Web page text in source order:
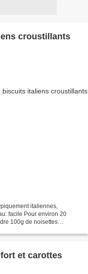
croustillants
italiennes,
facile Pour environ 20
100g de noisettes
et carottes